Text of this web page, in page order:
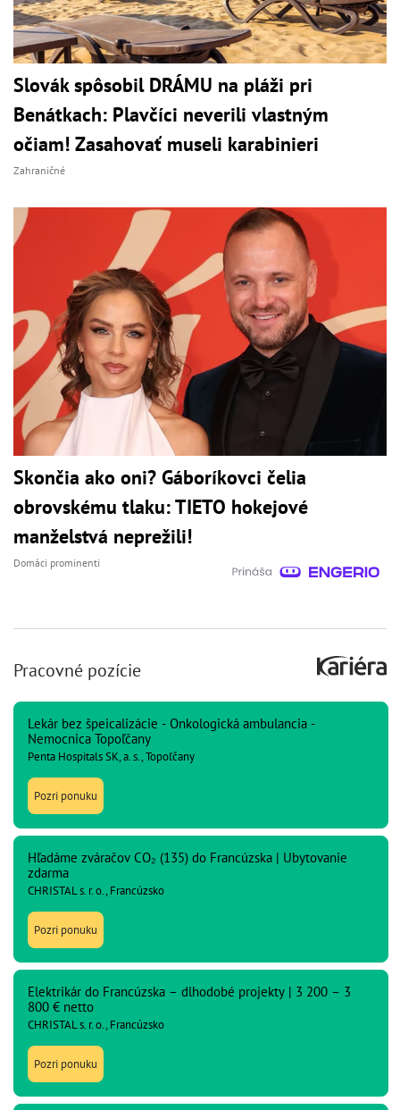
Slovák spôsobil DRÁMU na pláži pri
Benátkach: Plavčíci neverili vlastným
očiam! Zasahovať museli karabinieri
Zahraničné
Skončia ako oni? Gáboríkovci čelia
obrovskému tlaku: TIETO hokejové
manželstvá neprežili!
Domáci prominenti
Pracovné pozície
Lekár bez špeicalizácie - Onkologická ambulancia -
Nemocnica Topoľčany
Penta Hospitals SK, a. s., Topoľčany
Pozri ponuku
Hľadáme zváračov CO₂ (135) do Francúzska | Ubytovanie
zdarma
CHRISTAL s. r. o., Francúzsko
Pozri ponuku
Elektrikár do Francúzska – dlhodobé projekty | 3 200 – 3
800 € netto
CHRISTAL s. r. o., Francúzsko
Pozri ponuku